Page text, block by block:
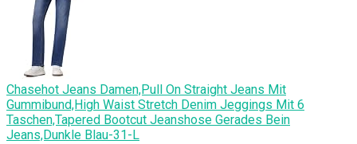
Chasehot Jeans Damen,Pull On Straight Jeans Mit
Gummibund,High Waist Stretch Denim Jeggings Mit 6
Taschen,Tapered Bootcut Jeanshose Gerades Bein
Jeans,Dunkle Blau-31-L